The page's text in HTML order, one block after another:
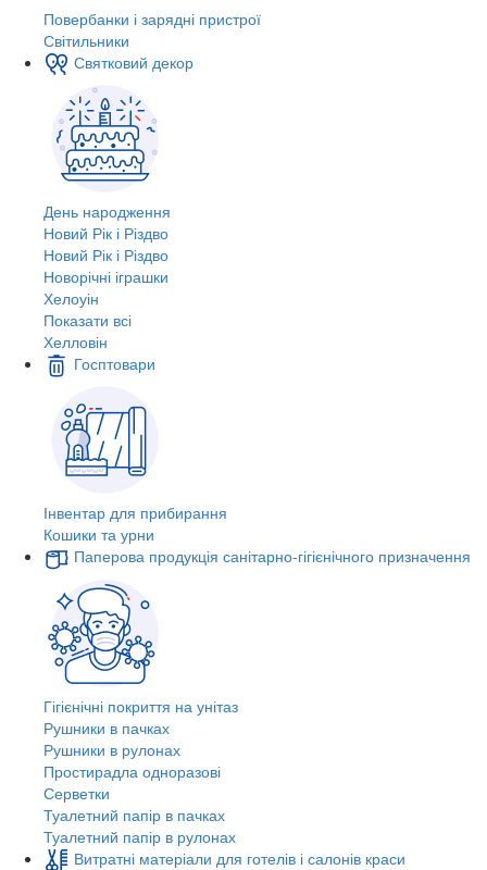
Повербанки і зарядні пристрої
Світильники
Святковий декор
День народження
Новий Рік і Різдво
Новий Рік і Різдво
Новорічні іграшки
Хелоуін
Показати всі
Хелловін
Госптовари
Інвентар для прибирання
Кошики та урни
Паперова продукція санітарно-гігієнічного призначення
Гігієнічні покриття на унітаз
Рушники в пачках
Рушники в рулонах
Простирадла одноразові
Серветки
Туалетний папір в пачках
Туалетний папір в рулонах
Витратні матеріали для готелів і салонів краси